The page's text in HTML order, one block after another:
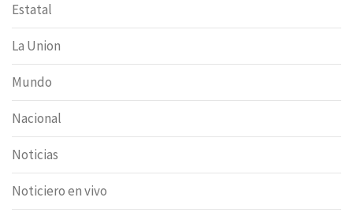
Estatal
La Union
Mundo
Nacional
Noticias
Noticiero en vivo